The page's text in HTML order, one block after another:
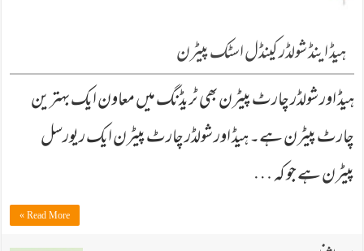
ہیڈ اینڈ شولڈر كینڈل اسٹك پیٹرن
ہیڈ اور شولڈر چارٹ پیٹرن بھی ٹریڈنگ میں معاون ایك بہترین
چارٹ پیٹرن ہے۔ ہیڈ اور شولڈر چارٹ پیٹرن ایك ریورسل
پیٹرن ہے جو كہ …
Read More »